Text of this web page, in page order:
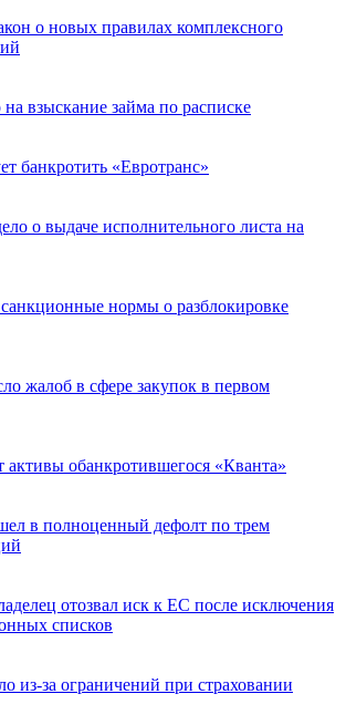
о новых правилах комплексного
взыскание займа по расписке
банкротить «Евротранс»
о выдаче исполнительного листа на
нормы о разблокировке
жалоб в сфере закупок в первом
обанкротившегося «Кванта»
в полноценный дефолт по трем
отозвал иск к ЕС после исключения
списков
из-за ограничений при страховании